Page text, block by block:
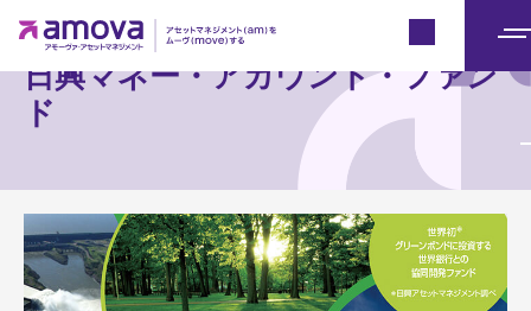
ニ
日興マネー・アカウント・ファン
ド